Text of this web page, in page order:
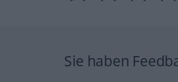
Sie haben